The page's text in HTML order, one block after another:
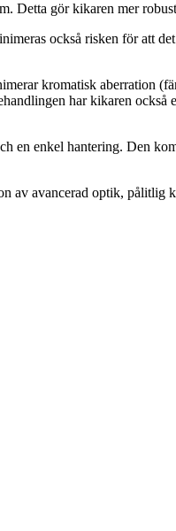
Detta gör kikaren mer
också risken för att
kromatisk aberration
har kikaren
en enkel hantering. Den
avancerad optik, pålitlig